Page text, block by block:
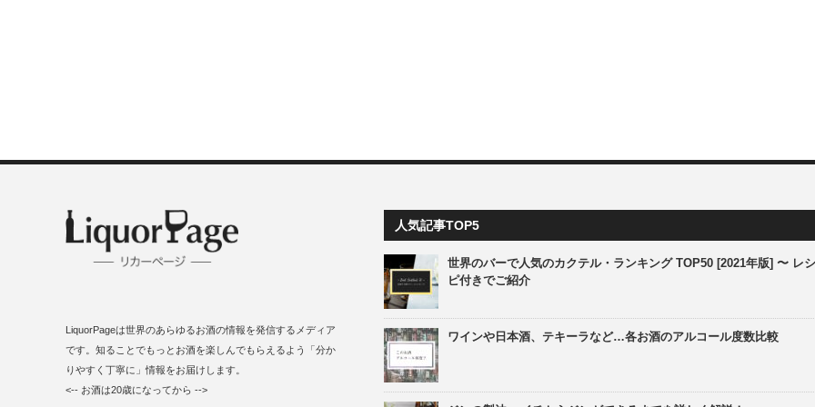
人気記事TOP5
世界のバーで人気のカクテル・ランキング TOP50 [2021年版] 〜 レシ
ピ付きでご紹介
ワインや日本酒、テキーラなど…各お酒のアルコール度数比較
LiquorPageは世界のあらゆるお酒の情報を発信するメディア
です。知ることでもっとお酒を楽しんでもらえるよう「分か
りやすく丁寧に」情報をお届けします。
<-- お酒は20歳になってから -->